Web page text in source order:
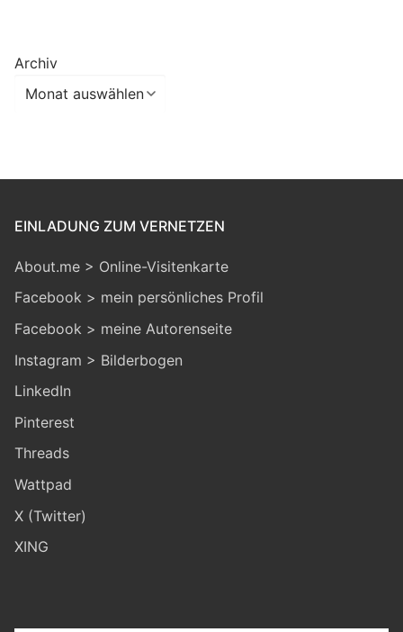
Archiv
EINLADUNG ZUM VERNETZEN
About.me > Online-Visitenkarte
Facebook > mein persönliches Profil
Facebook > meine Autorenseite
Instagram > Bilderbogen
LinkedIn
Pinterest
Threads
Wattpad
X (Twitter)
XING